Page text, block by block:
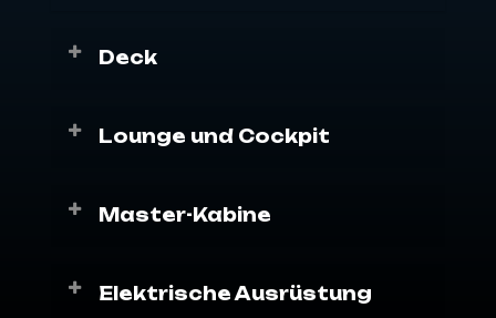
Deck
Gehärtetes Glas
Plattform Duschkopf und Schlauch
Lounge und Cockpit
Sitzgruppen-Kissen (Marineleder)
Einbrenner-Einbauherd
Master-Kabine
Beleuchtung und Ambientelampen
Elektrische Ausrüstung